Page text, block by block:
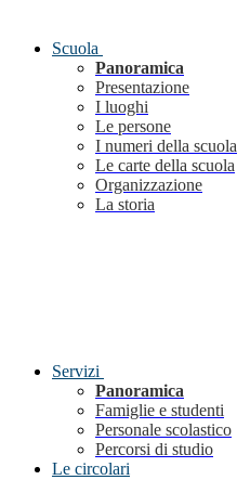
Scuola
Panoramica
Presentazione
I luoghi
Le persone
I numeri della scuola
Le carte della scuola
Organizzazione
La storia
Servizi
Panoramica
Famiglie e studenti
Personale scolastico
Percorsi di studio
Le circolari